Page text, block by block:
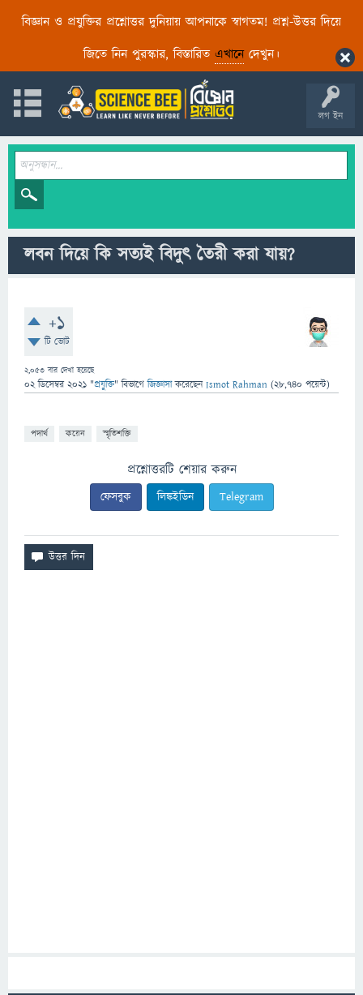
বিজ্ঞান ও প্রযুক্তির প্রশ্নোত্তর দুনিয়ায় আপনাকে স্বাগতম! প্রশ্ন-উত্তর দিয়ে
জিতে নিন পুরস্কার, বিস্তারিত এখানেদেখুন।
লগ ইন
লবন দিয়ে কি সত্যই বিদুৎ তৈরী করা যায়?
+1
টি ভোট
2,053 বার দেখা হয়েছে
02 ডিসেম্বর 2021 "প্রযুক্তি" বিভাগে জিজ্ঞাসাকরেছেনIsmot Rahman (28,740 পয়েন্ট)
পদার্থ কয়েন স্মৃতিশক্তি
প্রশ্নোত্তরটি শেয়ার করুন
ফেসবুক লিঙ্কইডিন Telegram